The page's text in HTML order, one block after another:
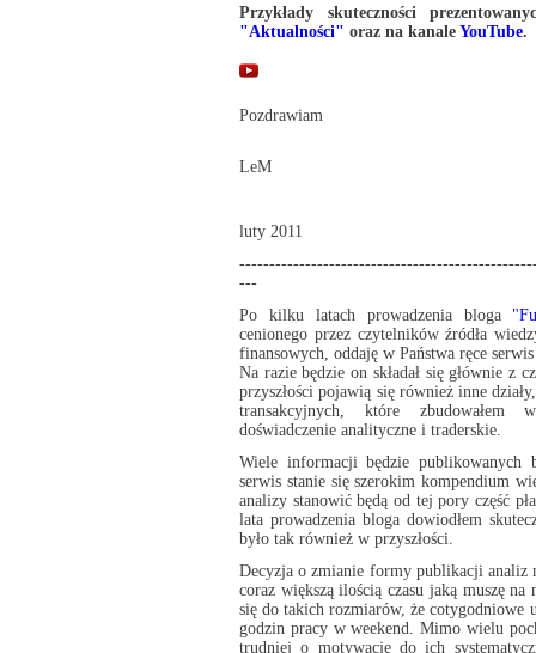
Przykłady skuteczności
"Aktualności" oraz na kanale YouTube.
Pozdrawiam
LeM
luty 2011
---
Po kilku latach prowadzenia bloga
cenionego przez czytelników źródła
finansowych, oddaję w Państwa ręce
Na razie będzie on składał się głównie z
przyszłości pojawią się również inne
transakcyjnych, które zbudowałem
doświadczenie analityczne i traderskie.
Wiele informacji będzie publikowanych
serwis stanie się szerokim kompendium
analizy stanowić będą od tej pory część
lata prowadzenia bloga dowiodłem
było tak również w przyszłości.
Decyzja o zmianie formy publikacji analiz
coraz większą ilością czasu jaką muszę na
się do takich rozmiarów, że cotygodniowe
godzin pracy w weekend. Mimo wielu
trudniej o motywację do ich